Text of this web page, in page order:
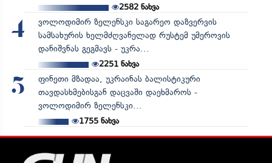
2582ნახვა
4
ვოლოდიმირ ზელენსკი საგარეო დაზვერვის
სამსახურის ხელმძღვანელად რუსტემ უმეროვის
დანიშვნას გეგმავს - უკრა...
2251ნახვა
5
ფინეთი მზადაა, უკრაინას ბალისტიკური
თავდასხმებისგან დაცვაში დაეხმაროს -
ვოლოდიმირ ზელენსკი...
1755ნახვა